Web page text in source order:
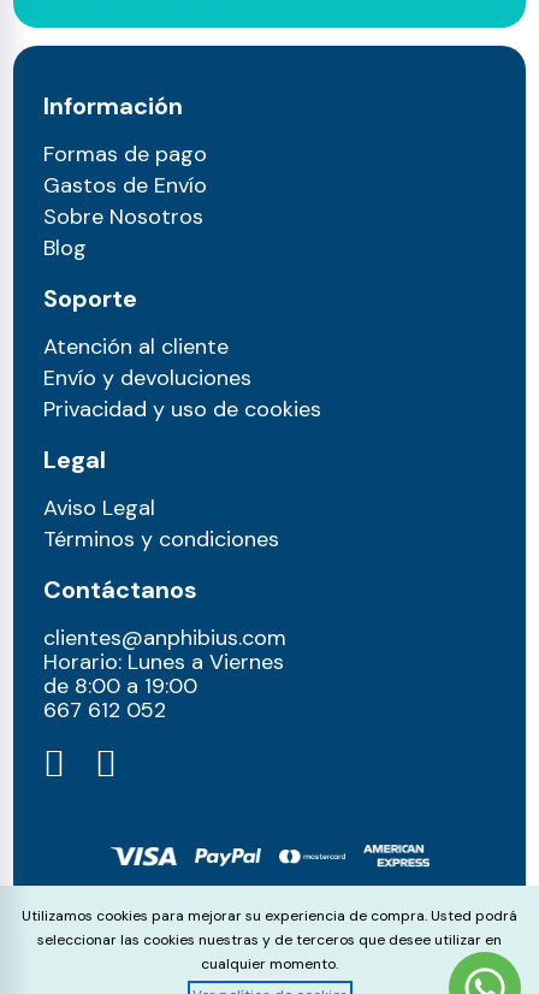
Información
Formas de pago
Gastos de Envío
Sobre Nosotros
Blog
Soporte
Atención al cliente
Envío y devoluciones
Privacidad y uso de cookies
Legal
Aviso Legal
Términos y condiciones
Contáctanos
clientes@anphibius.com
Horario: Lunes a Viernes
de 8:00 a 19:00
667 612 052​
© anphibius, 2026
Pago 100% seguros con:
Cookie Consent
Utilizamos cookies para mejorar su experiencia de compra. Usted podrá
seleccionar las cookies nuestras y de terceros que desee utilizar en
cualquier momento.